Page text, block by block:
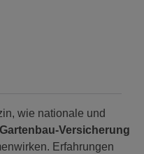
wie nationale und
Gartenbau-Versicherung
Erfahrungen